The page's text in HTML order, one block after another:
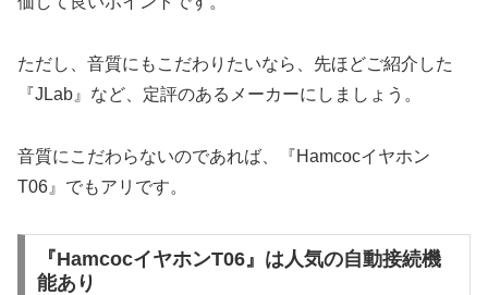
ただし、音質にもこだわりたいなら、先ほどご紹介した
『JLab』など、定評のあるメーカーにしましょう。
音質にこだわらないのであれば、『Hamcocイヤホン
T06』でもアリです。
『HamcocイヤホンT06』は人気の自動接続機
能あり